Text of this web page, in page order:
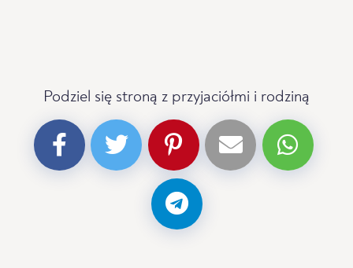
Podziel się stroną z przyjaciółmi i rodziną